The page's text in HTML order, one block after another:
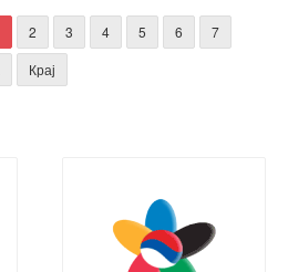
2 3 4 5 6
7
Крај